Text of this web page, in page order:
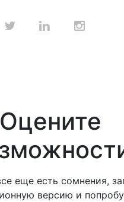
Оцените
еще есть сомнения,
версию и